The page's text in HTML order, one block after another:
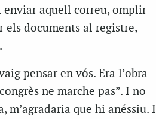
enviar aquell correu, omplir
documents al registre,
pensar en vós. Era l’obra
ne marche pas”. I no
m’agradaria que hi anéssiu. I